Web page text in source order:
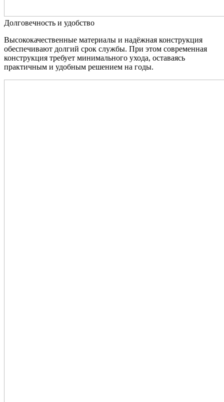
Долговечность и удобство
Высококачественные материалы и надёжная конструкция
обеспечивают долгий срок службы. При этом современная
конструкция требует минимального ухода, оставаясь
практичным и удобным решением на годы.